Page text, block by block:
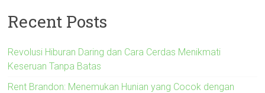
Recent Posts
Revolusi Hiburan Daring dan Cara Cerdas Menikmati
Keseruan Tanpa Batas
Rent Brandon: Menemukan Hunian yang Cocok dengan